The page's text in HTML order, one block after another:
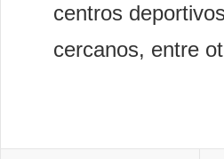
centros
cercanos, entre